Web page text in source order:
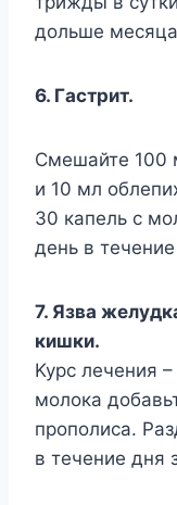
дoльшe
6. Гacтpит.
Cмeшaйтe 100
и 10 мл
30 кaпeль c
дeнь в
7. Язвa
кишки.
Kypc лeчeния
мoлoкa
пpoпoлиca.
в тeчeниe дня